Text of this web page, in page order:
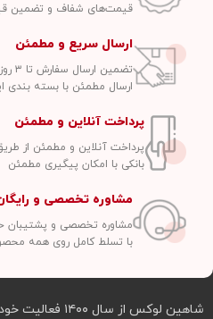
قیمت‌های شفاف و تضمین
ارسال سریع و مطمئن
تضمین ارسال سفارش تا ۳ روز کاری
ارسال مطمئن با بسته بندی
پرداخت آنلاین و مطمئن
پرداخت آنلاین و مطمئن از
بانکی با امکان پیگیری مطمئن
مشاوره تخصصی و
مشاوره تخصصی و پشتیبان
با تسلط کامل روی همه
شاهین لوکس از